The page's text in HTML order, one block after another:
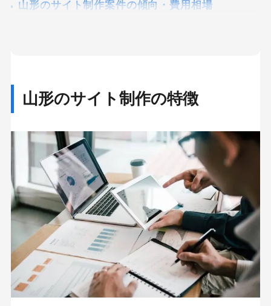
山形のサイト制作案件の傾向・費用相場
【強み別】制作経験・実績が豊富な制作会社
制作会社 比較表
アクセス解析やSEO対策を総合的にサポート｜
カポコスタイル
公共団体をはじめ幅広い制作実績あり｜株式会
社ステップアップコミュニケーションズ
1000件以上の制作実績を保有｜株式会社デーシ
ーエス
山形のサイト制作の特徴